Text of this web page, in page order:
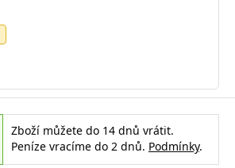
Zboží můžete do 14 dnů vrátit.
Peníze vracíme do 2 dnů. Podmínky.